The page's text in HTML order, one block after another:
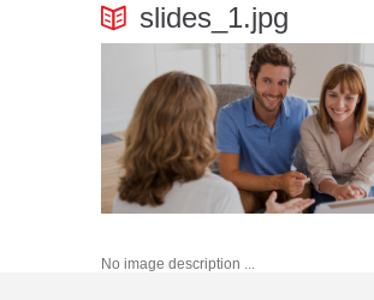
slides_1.jpg
No image description ...